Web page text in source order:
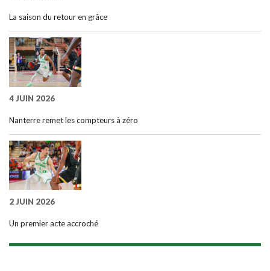
La saison du retour en grâce
4 JUIN 2026
Nanterre remet les compteurs à zéro
2 JUIN 2026
Un premier acte accroché